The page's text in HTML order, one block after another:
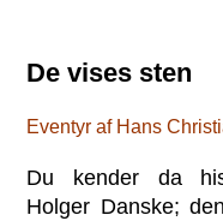
De vises sten
Eventyr af Hans
Du kender da
Holger Danske;